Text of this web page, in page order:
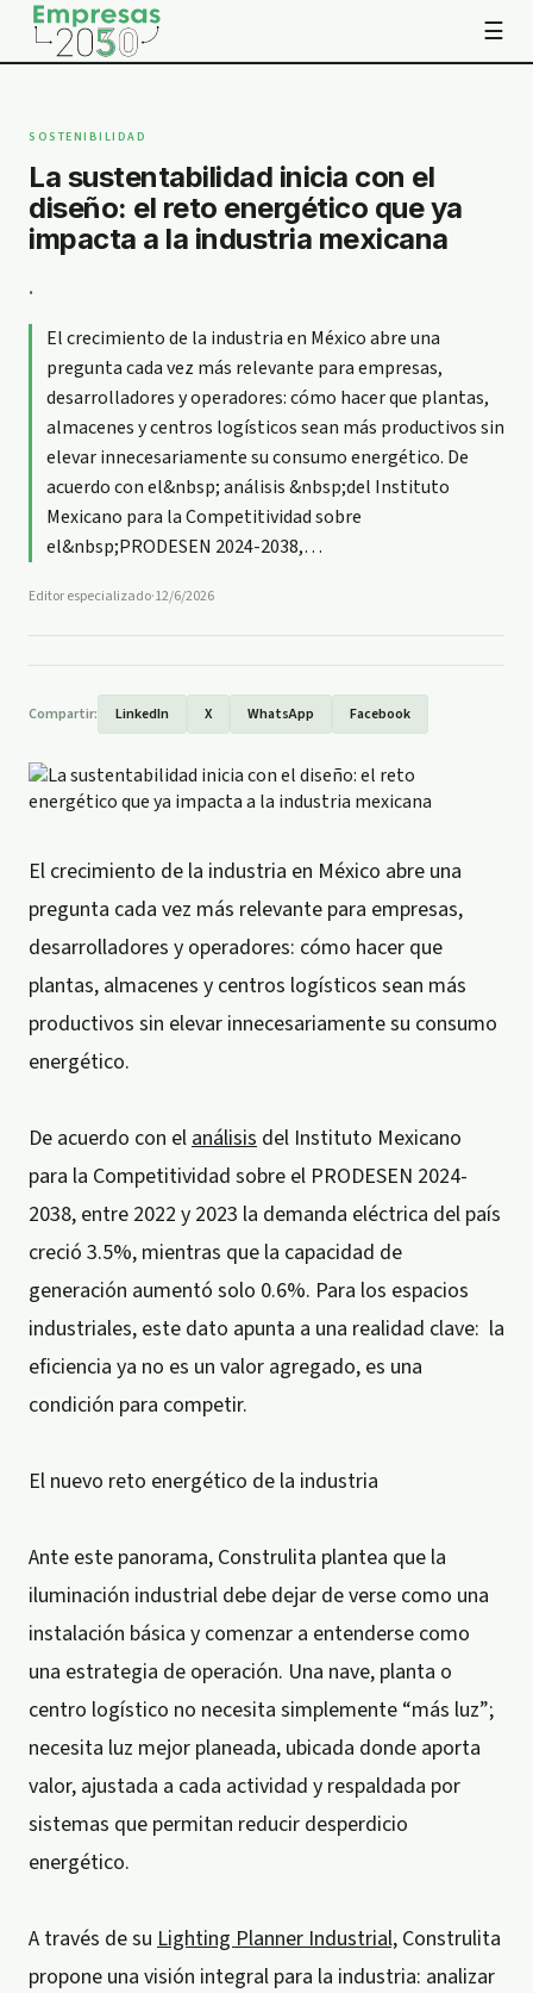
☰
SOSTENIBILIDAD
La sustentabilidad inicia con el
diseño: el reto energético que ya
impacta a la industria mexicana
.
El crecimiento de la industria en México abre una
pregunta cada vez más relevante para empresas,
desarrolladores y operadores: cómo hacer que plantas,
almacenes y centros logísticos sean más productivos sin
elevar innecesariamente su consumo energético. De
acuerdo con el&nbsp; análisis &nbsp;del Instituto
Mexicano para la Competitividad sobre
el&nbsp;PRODESEN 2024-2038,…
Editor especializado·12/6/2026
Compartir: LinkedIn X WhatsApp Facebook
El crecimiento de la industria en México abre una
pregunta cada vez más relevante para empresas,
desarrolladores y operadores: cómo hacer que
plantas, almacenes y centros logísticos sean más
productivos sin elevar innecesariamente su consumo
energético.
De acuerdo con elanálisis del Instituto Mexicano
para la Competitividad sobre el PRODESEN 2024-
2038, entre 2022 y 2023 la demanda eléctrica del país
creció 3.5%, mientras que la capacidad de
generación aumentó solo 0.6%. Para los espacios
industriales, este dato apunta a una realidad clave: ​ la
eficiencia ya no es un valor agregado, es una
condición para competir.
El nuevo reto energético de la industria
Ante este panorama, Construlita plantea que la
iluminación industrial debe dejar de verse como una
instalación básica y comenzar a entenderse como
una estrategia de operación. Una nave, planta o
centro logístico no necesita simplemente “más luz”;
necesita luz mejor planeada, ubicada donde aporta
valor, ajustada a cada actividad y respaldada por
sistemas que permitan reducir desperdicio
energético.
A través de su Lighting Planner Industrial, Construlita
propone una visión integral para la industria: analizar